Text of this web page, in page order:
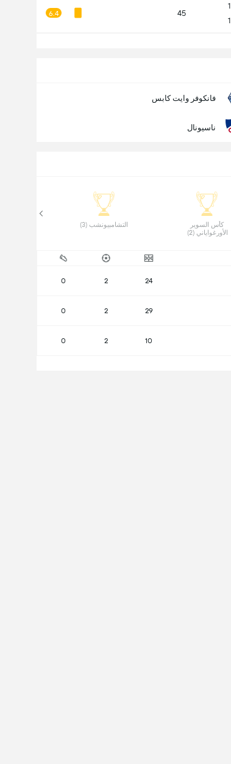
1
1
45
6.4
فانكوفر وايت كابس
ناسيونال
الأورغواياني (2)
التشامبيونشب (3)
24
2
0
29
2
0
10
2
0